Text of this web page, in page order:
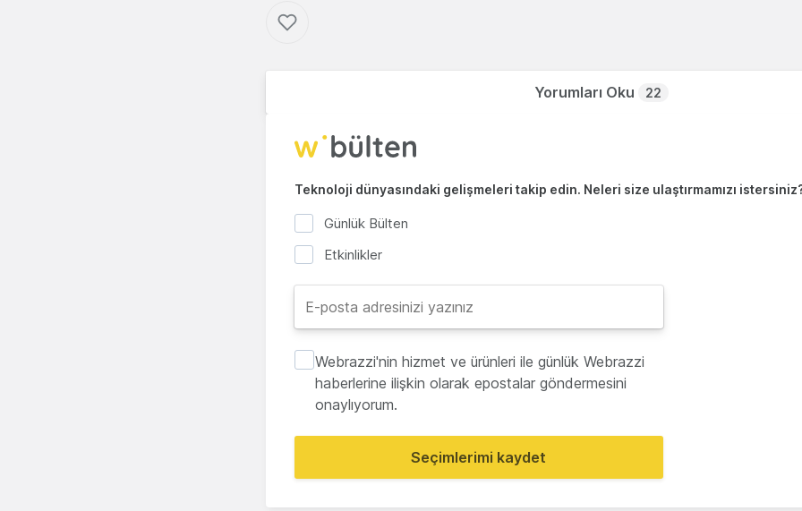
Yorumları Oku 22
Teknoloji dünyasındaki gelişmeleri takip edin. Neleri size ulaştırmamızı
Günlük Bülten
Etkinlikler
Webrazzi'nin hizmet ve ürünleri ile günlük Webrazzi
haberlerine ilişkin olarak epostalar göndermesini
onaylıyorum.
Seçimlerimi kaydet